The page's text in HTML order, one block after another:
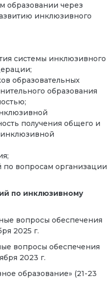
образовании через
инклюзивного
системы инклюзивного
образовательных
образования
получения общего и
по вопросам организации
по инклюзивному
вопросы обеспечения
2025 г.
вопросы обеспечения
2023 г.
образование» (21-23